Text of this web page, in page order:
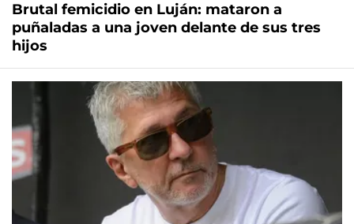
Brutal femicidio en Luján: mataron a
puñaladas a una joven delante de sus tres
hijos